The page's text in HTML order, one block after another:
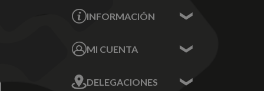
INFORMACIÓN
Sobre nosotros
MI CUENTA
Mis Direcciones
DELEGACIONES